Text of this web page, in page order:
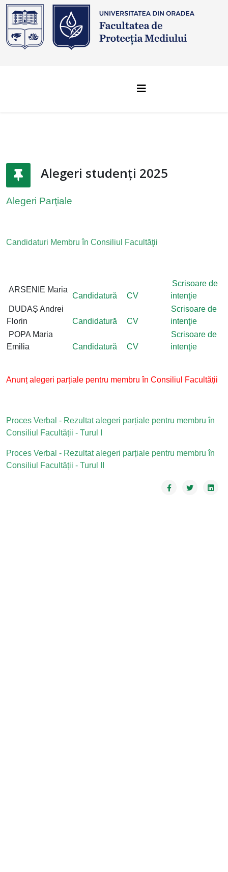
Alegeri studenți 2025
Alegeri Parţiale
Candidaturi Membru în Consiliul Facultăţii
ARSENIE Maria
Candidatură CV
Scrisoare de
intenţie
DUDAȘ Andrei
Florin
Candidatură CV
Scrisoare de
intenţie
POPA Maria
Emilia
Candidatură CV
Scrisoare de
intenţie
Anunț alegeri parțiale pentru membru în Consiliul Facultății
Proces Verbal - Rezultat alegeri parțiale pentru membru în
Consiliul Facultății - Turul I
Proces Verbal - Rezultat alegeri parțiale pentru membru în
Consiliul Facultății - Turul II